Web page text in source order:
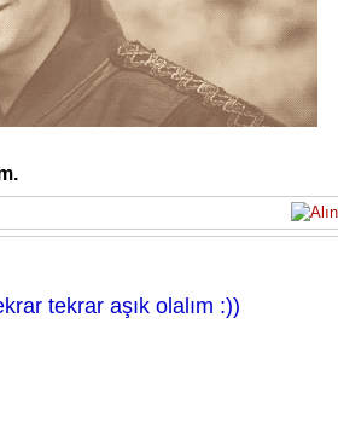
tekrar aşık olalım :))